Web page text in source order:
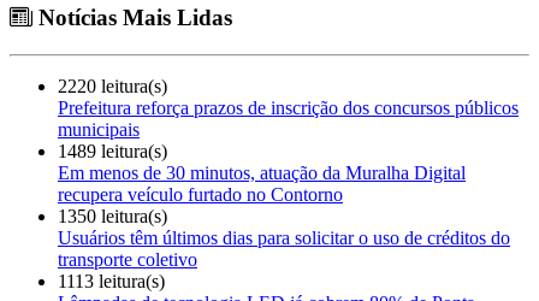
Notícias Mais Lidas
2220 leitura(s)
Prefeitura reforça prazos de inscrição dos concursos públicos
municipais
1489 leitura(s)
Em menos de 30 minutos, atuação da Muralha Digital
recupera veículo furtado no Contorno
1350 leitura(s)
Usuários têm últimos dias para solicitar o uso de créditos do
transporte coletivo
1113 leitura(s)